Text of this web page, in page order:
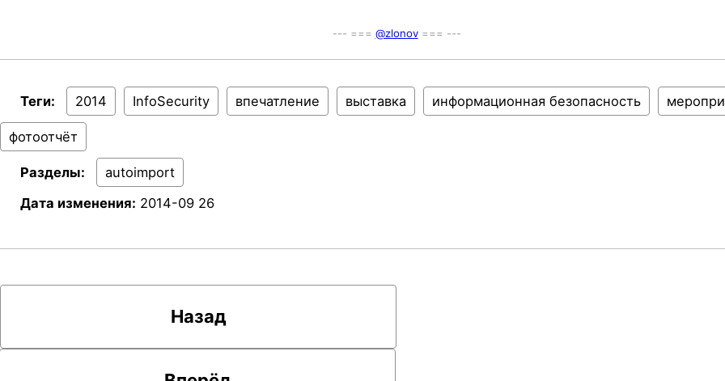
--- === @zlonov=== ---
Теги: 2014 InfoSecurity впечатление выставка информационная безопасность
фотоотчёт
Разделы:
autoimport
Дата изменения: 2014-09 26
Назад